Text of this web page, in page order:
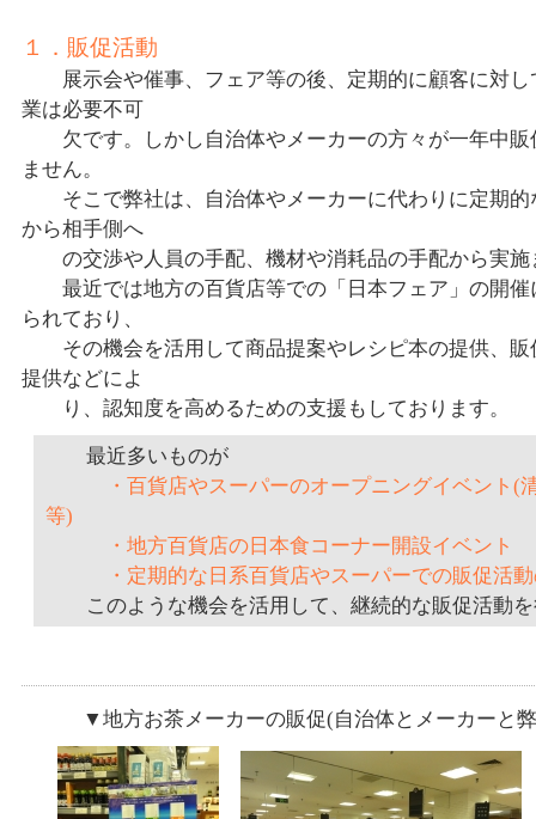
１．販促活動
展示会や催事、フェア等の後、定期的に顧客に対し
業は必要不可
欠です。しかし自治体やメーカーの方々が一年中
ません。
そこで弊社は、自治体やメーカーに代わりに定期的
から相手側へ
の交渉や人員の手配、機材や消耗品の手配から実
最近では地方の百貨店等での「日本フェア」の開催
られており、
その機会を活用して商品提案やレシピ本の提供、
提供などによ
り、 認知度を高めるための支援もしております。
最近多いものが
・百貨店やスーパーのオープニングイベント(
等)
・地方百貨店の日本食コーナー開設イベント
・定期的な日系百貨店やスーパーでの販促活動
このような機会を活用して、継続的な販促活動を
▼地方お茶メーカーの販促(自治体とメーカーと弊